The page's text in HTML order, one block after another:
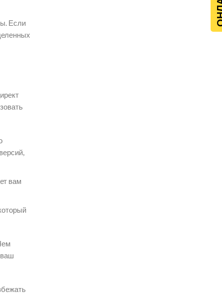
Если
вам
ваш